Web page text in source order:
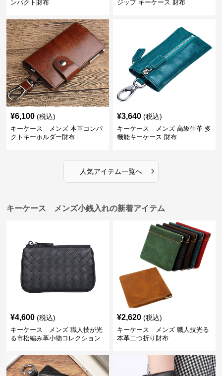
ンパクト財布
ジップ キーケース 財布
¥6,100 (税込)
キーケース メンズ 本革コンパ
クトキーホルダー財布
¥3,640 (税込)
キーケース メンズ 高級牛革 多
機能キーケース 財布
人気アイテム一覧へ ›
キーケース メンズ小銭入れの新着アイテム
¥4,600 (税込)
キーケース メンズ 職人技が光
る市松編み革小物コレクション
¥2,620 (税込)
キーケース メンズ 職人技光る
本革二つ折り財布